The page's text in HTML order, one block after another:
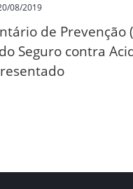
08/2019
de Prevenção
Seguro contra